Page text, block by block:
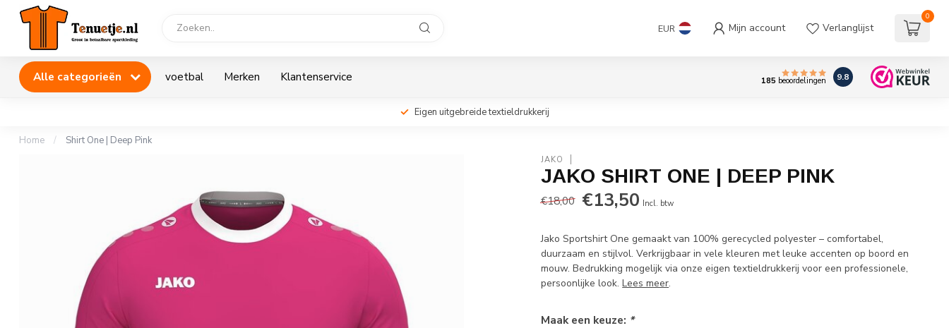
EUR Mijn account Verlanglijst
0
Alle categorieën voetbal Merken Klantenservice 185 beoordelingen 9.8
Eigen uitgebreide textieldrukkerij
Home / Shirt One | Deep Pink
JAKO
JAKO SHIRT ONE | DEEP PINK
€18,00 €13,50 Incl. btw
Jako Sportshirt One gemaakt van 100% gerecycled polyester – comfortabel,
duurzaam en stijlvol. Verkrijgbaar in vele kleuren met leuke accenten op boord en
mouw. Bedrukking mogelijk via onze eigen textieldrukkerij voor een professionele,
persoonlijke look.Lees meer.
Maak een keuze: *